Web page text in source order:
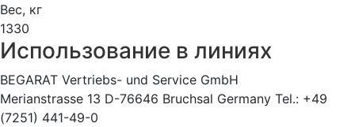
Вес, кг
1330
Использование в линиях
BEGARAT Vertriebs- und Service GmbH
Merianstrasse 13 D-76646 Bruchsal Germany Tel.: +49
(7251) 441-49-0